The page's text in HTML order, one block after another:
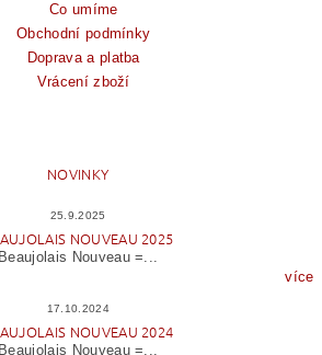
Co umíme
Obchodní podmínky
Doprava a platba
Vrácení zboží
NOVINKY
25.9.2025
NOUVEAU 2025
Beaujolais Nouveau =...
více
17.10.2024
NOUVEAU 2024
Beaujolais Nouveau =...